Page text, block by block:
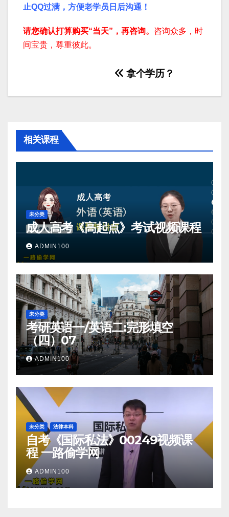
止QQ过满，方便老学员日后沟通！
请您确认打算购买“当天”，再咨询。 咨询众多，时
间宝贵，尊重彼此。
章
航
拿个学历？
相关课程
未分类
成人高考《高起点》考试视频课程
ADMIN100
未分类
考研英语一/英语二:完形填空
（四）07
ADMIN100
未分类 法律本科
自考《国际私法》00249视频课
程 一路偷学网
ADMIN100